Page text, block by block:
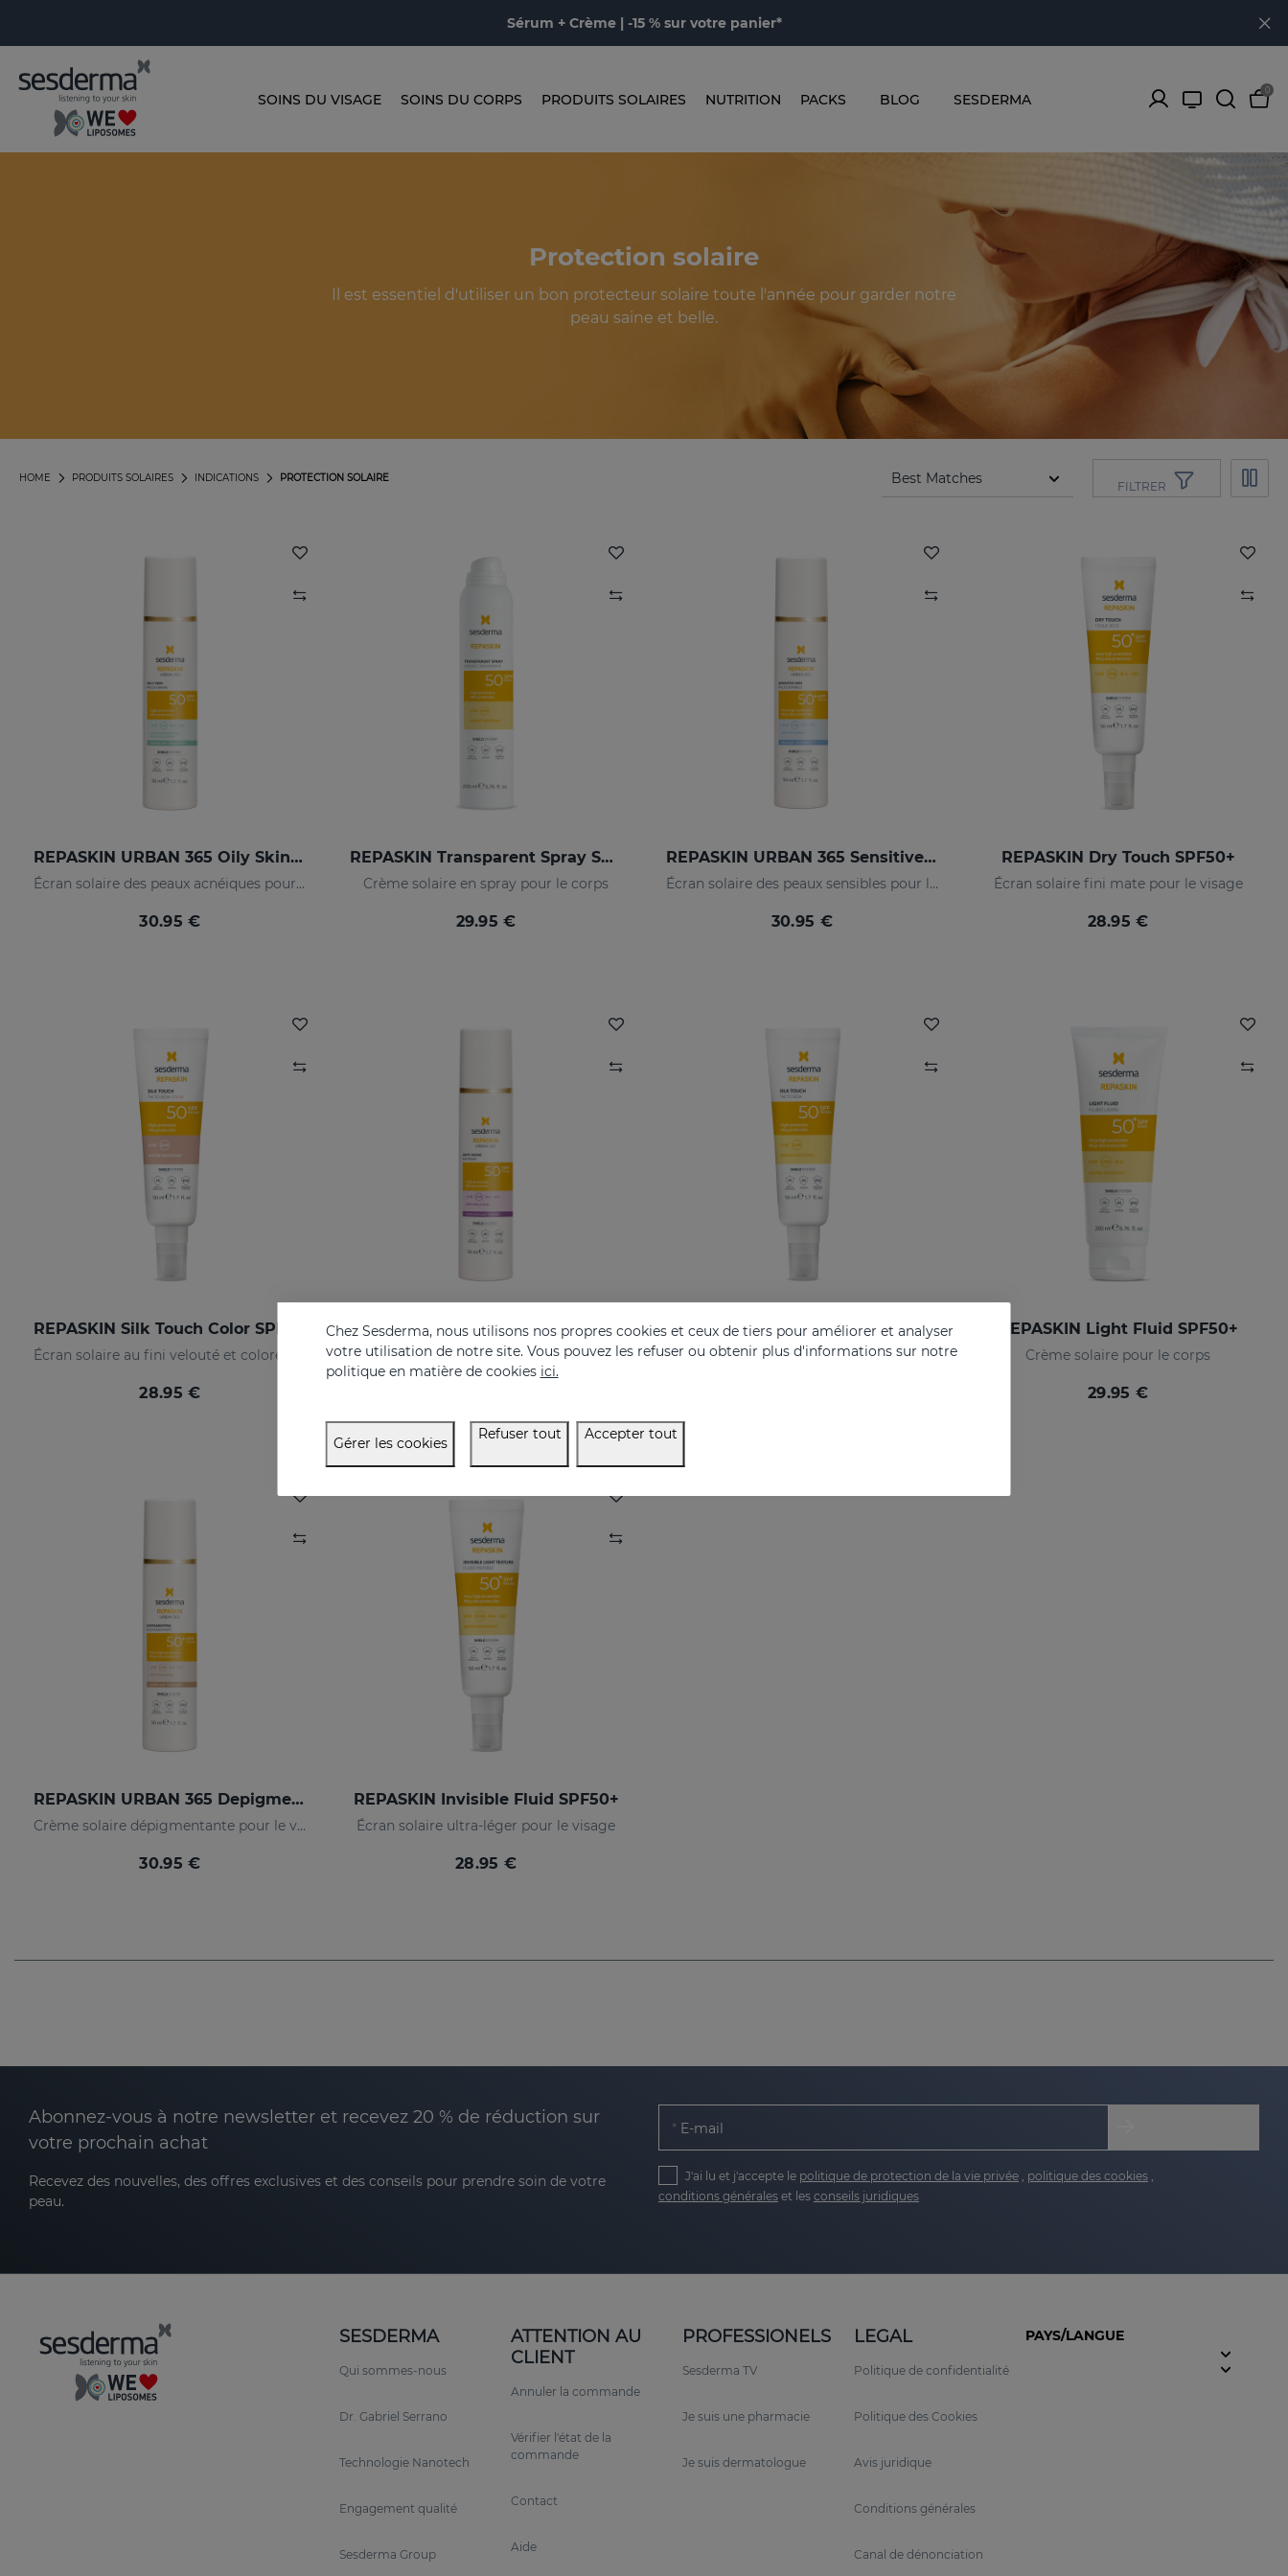
Sérum + Crème | -15 % sur votre panier*
SOINS DU VISAGE SOINS DU CORPS PRODUITS SOLAIRES NUTRITION PACKS BLOG SESDERMA
0
Protection solaire
Il est essentiel d'utiliser un bon protecteur solaire toute l'année pour garder notre
peau saine et belle.
PROTECTION SOLAIRE
INDICATIONS
PRODUITS SOLAIRES
HOME
FILTRER
REPASKIN URBAN 365 Oily Skin SPF50
Écran solaire des peaux acnéiques pour le visage
30.95 €
REPASKIN Transparent Spray SPF50
Crème solaire en spray pour le corps
29.95 €
REPASKIN URBAN 365 Sensitive SPF50+
Écran solaire des peaux sensibles pour le visage
30.95 €
REPASKIN Dry Touch SPF50+
Écran solaire fini mate pour le visage
28.95 €
REPASKIN Silk Touch Color SPF50
28.95 €
REPASKIN URBAN 365 Anti Age SPF50
Écran solaire anti-âge pour le visage
REPASKIN Silk Touch SPF50
Écran solaire au fini velouté pour le visage
REPASKIN Light Fluid SPF50+
Crème solaire pour le corps
29.95 €
REPASKIN URBAN 365 Depigmenting SPF50+
Crème solaire dépigmentante pour le visage
30.95 €
REPASKIN Invisible Fluid SPF50+
Écran solaire ultra-léger pour le visage
28.95 €
Abonnez-vous à notre newsletter et recevez 20 % de réduction sur
votre prochain achat
Recevez des nouvelles, des offres exclusives et des conseils pour prendre soin de votre
peau.
E-mail
J'ai lu et j'accepte le politique de protection de la vie privée , politique des cookies ,
conditions générales et les conseils juridiques
SESDERMA
Qui sommes-nous
Dr. Gabriel Serrano
Technologie Nanotech
Engagement qualité
Sesderma Group
ATTENTION AU
CLIENT
Annuler la commande
Vérifier l'état de la
commande
Contact
Aide
PROFESSIONELS
Sesderma TV
Je suis une pharmacie
Je suis dermatologue
LEGAL
Politique de confidentialité
Politique des Cookies
Avis juridique
Conditions générales
Canal de dénonciation
PAYS/LANGUE
Chez Sesderma, nous utilisons nos propres cookies et ceux de tiers pour améliorer et analyser
votre utilisation de notre site. Vous pouvez les refuser ou obtenir plus d'informations sur notre
politique en matière de cookies ici.
Gérer les cookies
Refuser tout Accepter tout